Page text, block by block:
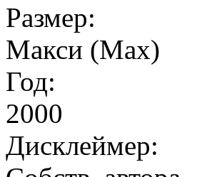
Размер:
Макси (Max)
Год:
2000
Дисклеймер: